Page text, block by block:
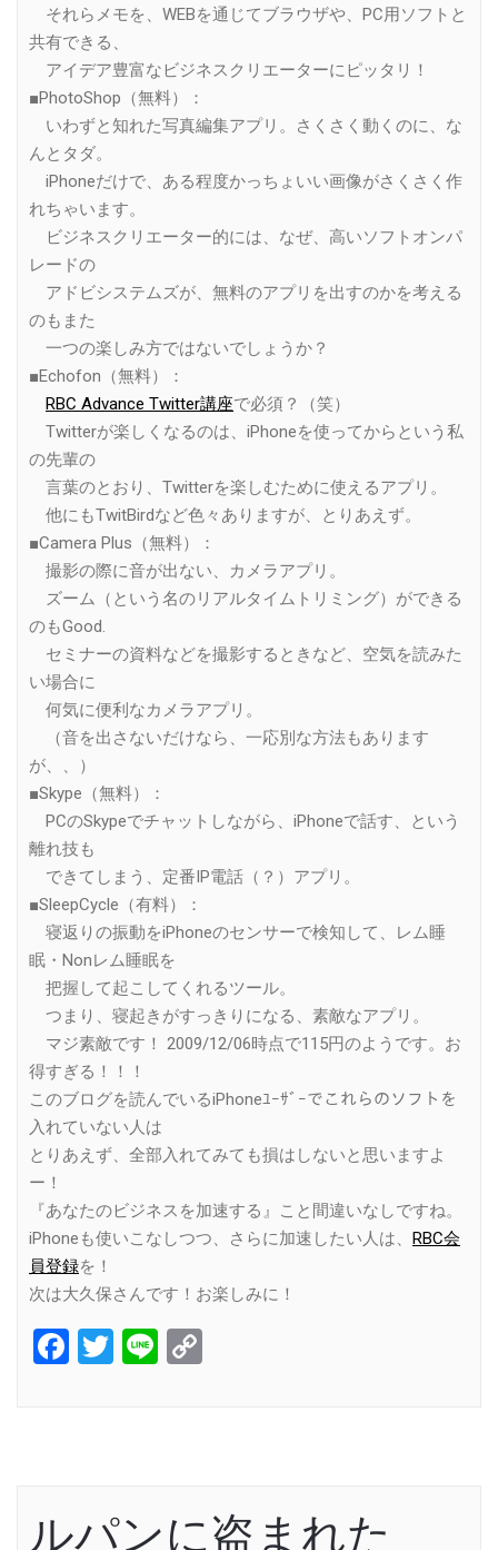
それらメモを、WEBを通じてブラウザや、PC用ソフトと
共有できる、
アイデア豊富なビジネスクリエーターにピッタリ！
■PhotoShop（無料）：
いわずと知れた写真編集アプリ。さくさく動くのに、な
んとタダ。
iPhoneだけで、ある程度かっちょいい画像がさくさく作
れちゃいます。
ビジネスクリエーター的には、なぜ、高いソフトオンパ
レードの
アドビシステムズが、無料のアプリを出すのかを考える
のもまた
一つの楽しみ方ではないでしょうか？
■Echofon（無料）：
RBC Advance Twitter講座で必須？（笑）
Twitterが楽しくなるのは、iPhoneを使ってからという私
の先輩の
言葉のとおり、Twitterを楽しむために使えるアプリ。
他にもTwitBirdなど色々ありますが、とりあえず。
■Camera Plus（無料）：
撮影の際に音が出ない、カメラアプリ。
ズーム（という名のリアルタイムトリミング）ができる
のもGood.
セミナーの資料などを撮影するときなど、空気を読みた
い場合に
何気に便利なカメラアプリ。
（音を出さないだけなら、一応別な方法もあります
が、、）
■Skype（無料）：
PCのSkypeでチャットしながら、iPhoneで話す、という
離れ技も
できてしまう、定番IP電話（？）アプリ。
■SleepCycle（有料）：
寝返りの振動をiPhoneのセンサーで検知して、レム睡
眠・Nonレム睡眠を
把握して起こしてくれるツール。
つまり、寝起きがすっきりになる、素敵なアプリ。
マジ素敵です！ 2009/12/06時点で115円のようです。お
得すぎる！！！
このブログを読んでいるiPhoneﾕｰｻﾞｰでこれらのソフトを
入れていない人は
とりあえず、全部入れてみても損はしないと思いますよ
ー！
『あなたのビジネスを加速する』こと間違いなしですね。
iPhoneも使いこなしつつ、さらに加速したい人は、
RBC会
員登録を！
次は大久保さんです！お楽しみに！
Facebook
Twitter
Line
ルパンに盗まれた